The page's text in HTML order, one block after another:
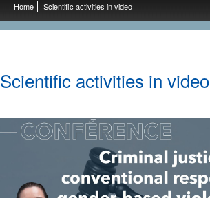
Home Scientific activities in video
Scientific activities in video